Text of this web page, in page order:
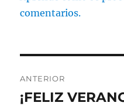
comentarios.
de
ANTERIOR
Entrada
¡FELIZ